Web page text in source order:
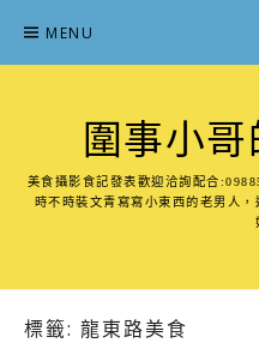
content
MENU
圍事小
美食攝影食記發表歡迎洽詢配合
時不時裝文青寫寫小東西的老男人
標籤: 龍東路美食